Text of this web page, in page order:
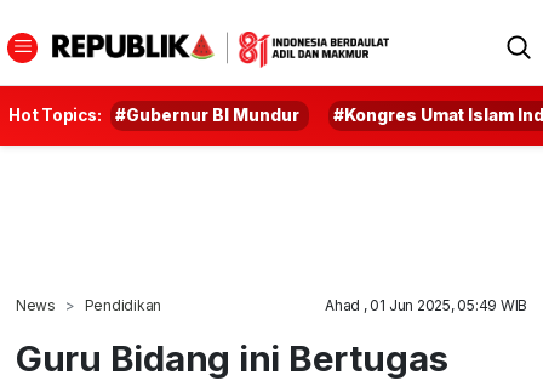
Hot Topics: #Gubernur BI Mundur #Kongres Umat Islam
News Pendidikan Ahad , 01 Jun 2025, 05:49 WIB
Guru Bidang ini Bertugas